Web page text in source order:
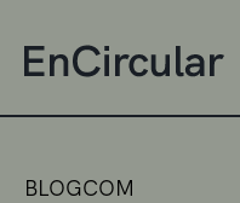
BLOGCOM